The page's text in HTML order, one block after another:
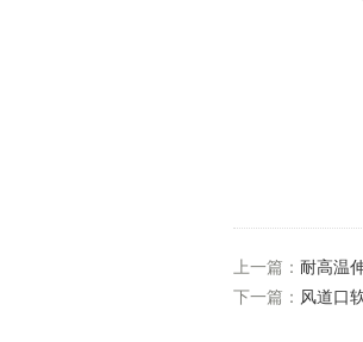
上一篇： 耐高温
下一篇： 风道口